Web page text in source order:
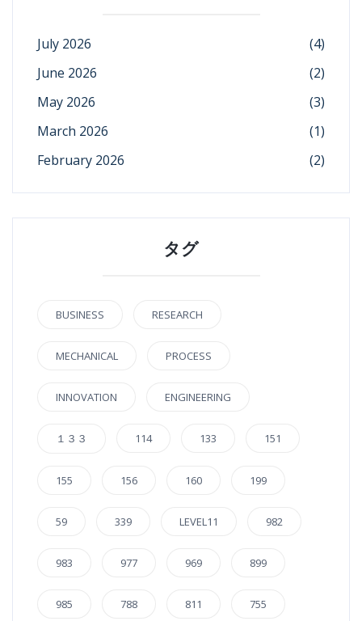
July 2026
(4)
June 2026
(2)
May 2026
(3)
March 2026
(1)
February 2026
(2)
タグ
BUSINESS RESEARCH
MECHANICAL PROCESS
INNOVATION ENGINEERING
１３３ 114 133 151
155 156 160 199
59 339 LEVEL11 982
983 977 969 899
985 788 811 755